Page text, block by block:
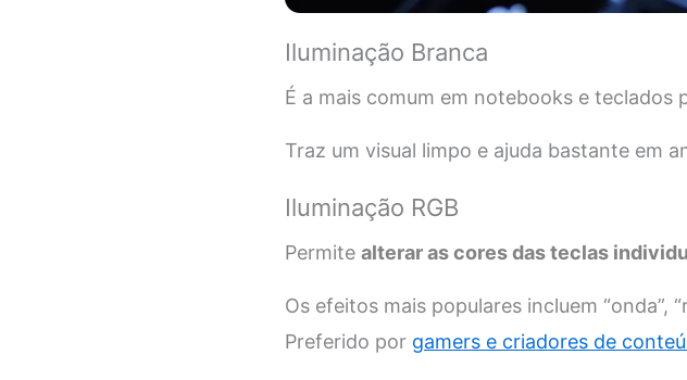
Iluminação Branca
É a mais comum em notebooks e teclados
Traz um visual limpo e ajuda bastante em
Iluminação RGB
Permite alterar as cores das teclas
Os efeitos mais populares incluem “onda”,
Preferido por gamers e criadores de